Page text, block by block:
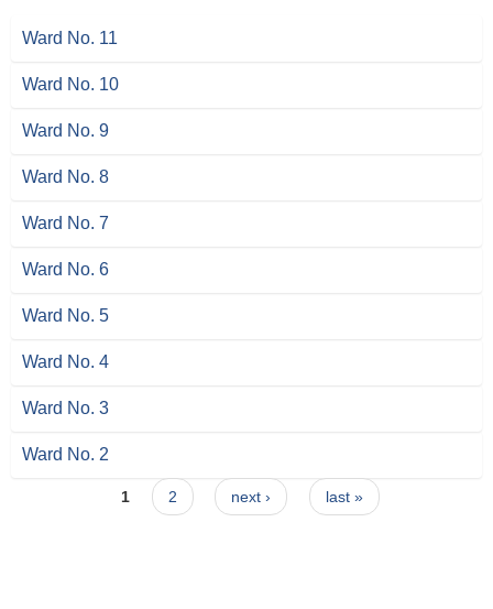
Ward No. 11
Ward No. 10
Ward No. 9
Ward No. 8
Ward No. 7
Ward No. 6
Ward No. 5
Ward No. 4
Ward No. 3
Ward No. 2
1 2 next › last »